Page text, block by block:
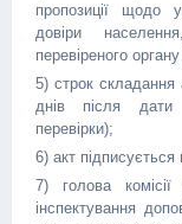
пропозиції щодо
довіри
перевіреного органу
5) строк
днів після дати
перевірки);
6) акт підписується
7) голова
інспектування